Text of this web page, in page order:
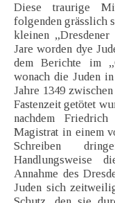
Diese traurige
folgenden grässlich
kleinen
Jare worden dye
dem Berichte im
wonach die Juden
Jahre 1349
Fastenzeit getötet
nachdem
Magistrat in einem
Schreiben
Handlungsweise
Annahme des
Juden sich